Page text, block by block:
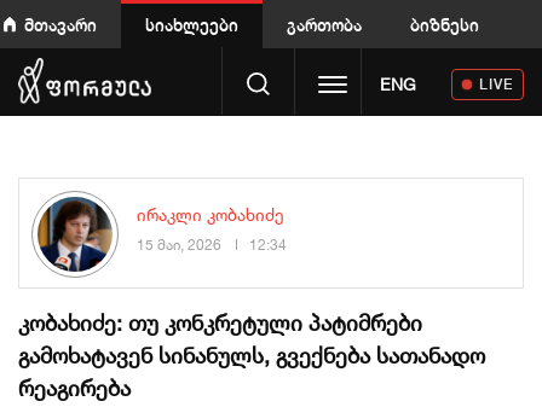
მთავარი სიახლეები გართობა ბიზნესი
Toggle navigation
ENG LIVE
ირაკლი კობახიძე
15 მაი, 2026 12:34
კობახიძე: თუ კონკრეტული პატიმრები
გამოხატავენ სინანულს, გვექნება სათანადო
რეაგირება